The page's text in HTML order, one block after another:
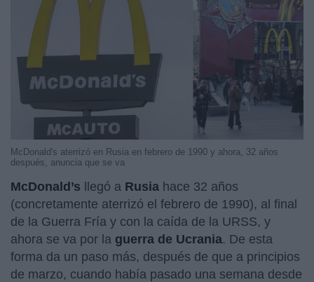
McDonald's aterrizó en Rusia en febrero de 1990 y ahora, 32 años
después, anuncia que se va
McDonald’s llegó a Rusia hace 32 años
(concretamente aterrizó el febrero de 1990), al final
de la Guerra Fría y con la caída de la URSS, y
ahora se va por la guerra de Ucrania. De esta
forma da un paso más, después de que a principios
de marzo, cuando había pasado una semana desde